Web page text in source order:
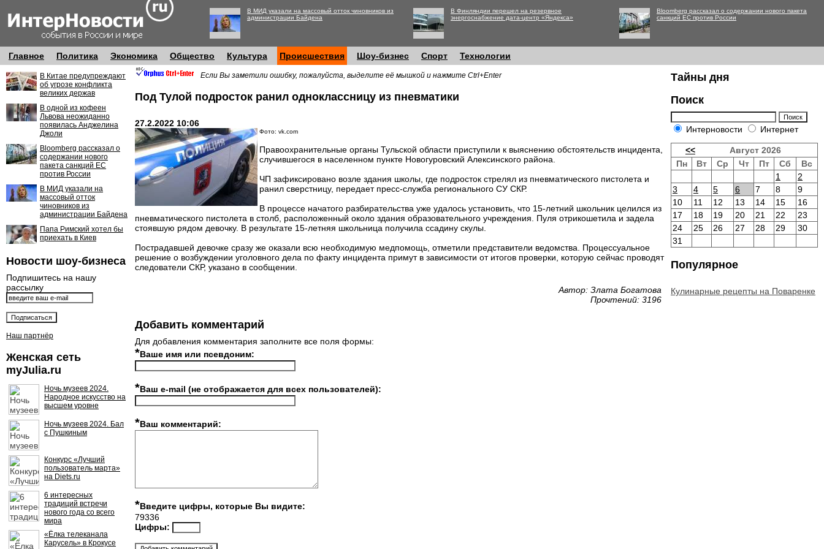
В МИД указали на массовый отток чиновников из
администрации Байдена
В Финляндии перешел на резервное
энергоснабжение дата-центр «Яндекса»
Bloomberg рассказал о содержании нового пакета
санкций ЕС против России
Главное Политика Экономика Общество Культура Происшествия Шоу-бизнес Спорт Технологии
В Китае предупреждают
об угрозе конфликта
великих держав
В одной из кофеен
Львова неожиданно
появилась Анджелина
Джоли
Bloomberg рассказал о
содержании нового
пакета санкций ЕС
против России
В МИД указали на
массовый отток
чиновников из
администрации Байдена
Папа Римский хотел бы
приехать в Киев
Новости шоу-бизнеса
Подпишитесь на нашу
рассылку
Наш партнёр
Женская сеть
myJulia.ru
Ночь музеев 2024.
Народное искусство на
высшем уровне
Ночь музеев 2024. Бал
с Пушкиным
Конкурс «Лучший
пользователь марта»
на Diets.ru
6 интересных
традиций встречи
нового года со всего
мира
«Ёлка телеканала
Карусель» в Крокусе
Если Вы заметили ошибку, пожалуйста, выделите её мышкой и нажмите Ctrl+Enter
Под Тулой подросток ранил одноклассницу из пневматики
27.2.2022 10:06
Фото: vk.com
Правоохранительные органы Тульской области приступили к выяснению обстоятельств инцидента,
случившегося в населенном пункте Новогуровский Алексинского района.
ЧП зафиксировано возле здания школы, где подросток стрелял из пневматического пистолета и
ранил сверстницу, передает пресс-служба регионального СУ СКР.
В процессе начатого разбирательства уже удалось установить, что 15-летний школьник целился из
пневматического пистолета в столб, расположенный около здания образовательного учреждения. Пуля отрикошетила и задела
стоявшую рядом девочку. В результате 15-летняя школьница получила ссадину скулы.
Пострадавшей девочке сразу же оказали всю необходимую медпомощь, отметили представители ведомства. Процессуальное
решение о возбуждении уголовного дела по факту инцидента примут в зависимости от итогов проверки, которую сейчас проводят
следователи СКР, указано в сообщении.
Автор: Злата Богатова
Прочтений: 3196
Добавить комментарий
Для добавления комментария заполните все поля формы:
*Ваше имя или псевдоним:
*Ваш e-mail (не отображается для всех пользователей):
*Ваш комментарий:
*Введите цифры, которые Вы видите:
79336
Цифры:
Тайны дня
Поиск
Интерновости Интернет
<<
Август 2026
Пн
Вт Ср Чт Пт Сб
Вс
1
2
3
4 5 6 7 8
9
10
11 12 13 14 15
16
17
18 19 20 21 22
23
24
25 26 27 28 29
30
31
Популярное
Кулинарные рецепты на Поваренке